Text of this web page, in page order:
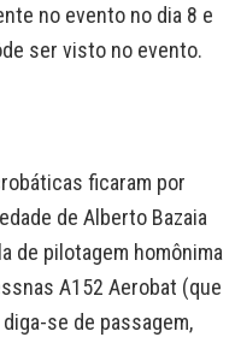
no evento no dia 8 e
ser visto no evento.
ficaram por
de Alberto Bazaia
de pilotagem homônima
A152 Aerobat (que
se de passagem,